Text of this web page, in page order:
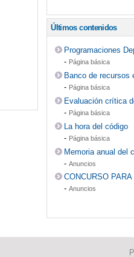
Últimos contenidos
Programaciones
- Página básica
Banco de recursos
- Página básica
Evaluación crítica
- Página básica
La hora del código
- Página básica
Memoria anual del
-Anuncios
CONCURSO
-Anuncios